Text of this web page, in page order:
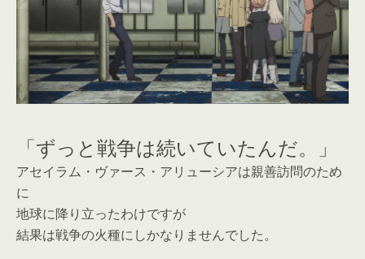
「ずっと戦争は続いていたんだ。」
アセイラム・ヴァース・アリューシアは親善訪問のため
に
地球に降り立ったわけですが
結果は戦争の火種にしかなりませんでした。